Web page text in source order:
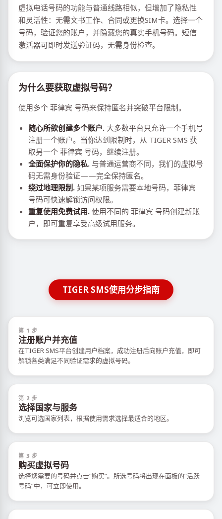
虚拟电话号码的功能与普通线路相似，但增加了隐私性
和灵活性：无需文书工作、合同或更换SIM卡。选择一个
号码，验证您的账户，并隐藏您的真实手机号码。短信
激活器可即时发送验证码，无需身份检查。
为什么要获取虚拟号码？
使用多个 菲律宾 号码来保持匿名并突破平台限制。
随心所欲创建多个账户. 大多数平台只允许一个手机号
注册一个账户。当你达到限制时，从 TIGER SMS 获
取另一个 菲律宾 号码，继续注册。
全面保护你的隐私. 与普通运营商不同，我们的虚拟号
码无需身份验证——完全保持匿名。
绕过地理限制. 如果某项服务需要本地号码，菲律宾
号码可快速解锁访问权限。
重复使用免费试用. 使用不同的 菲律宾 号码创建新账
户，即可重复享受高级试用服务。
TIGER SMS使用分步指南
第 1 步
注册账户并充值
在TIGER SMS平台创建用户档案，成功注册后向账户充值，即可
解锁各类满足不同验证需求的虚拟号码。
第 2 步
选择国家与服务
浏览可选国家列表，根据使用需求选择最适合的地区。
第 3 步
购买虚拟号码
选择您需要的号码并点击“购买”。所选号码将出现在面板的“活跃
号码”中，可立即使用。